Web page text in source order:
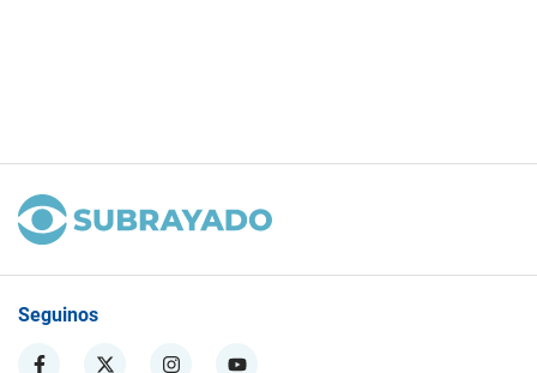
Seguinos